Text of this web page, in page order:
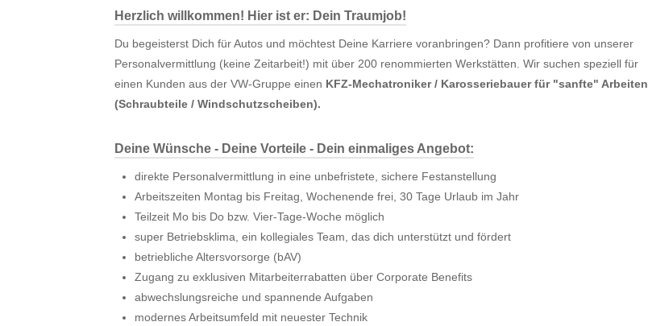
Herzlich willkommen! Hier ist er: Dein Traumjob!
Du begeisterst Dich für Autos und möchtest Deine Karriere voranbringen? Dann profitiere von unserer
Personalvermittlung (keine Zeitarbeit!) mit über 200 renommierten Werkstätten. Wir suchen speziell für
einen Kunden aus der VW-Gruppe einen KFZ-Mechatroniker / Karosseriebauer für "sanfte" Arbeiten
(Schraubteile / Windschutzscheiben).
Deine Wünsche - Deine Vorteile - Dein einmaliges Angebot:
direkte Personalvermittlung in eine unbefristete, sichere Festanstellung
Arbeitszeiten Montag bis Freitag, Wochenende frei, 30 Tage Urlaub im Jahr
Teilzeit Mo bis Do bzw. Vier-Tage-Woche möglich
super Betriebsklima, ein kollegiales Team, das dich unterstützt und fördert
betriebliche Altersvorsorge (bAV)
Zugang zu exklusiven Mitarbeiterrabatten über Corporate Benefits
abwechslungsreiche und spannende Aufgaben
modernes Arbeitsumfeld mit neuester Technik